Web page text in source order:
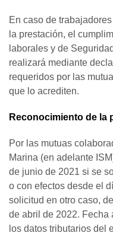
En caso de
la prestación, el
laborales y de
realizará mediante
requeridos por las
que lo acrediten.
Reconocimiento de la
Por las mutuas
Marina (en adelante
de junio de 2021 si se
o con efectos desde el
solicitud en otro caso,
de abril de 2022. Fecha
los datos tributarios del